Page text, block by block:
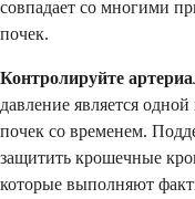
совпадает со многими
почек.
Контролируйте
давление является
почек со временем.
защитить крошечные
которые выполняют